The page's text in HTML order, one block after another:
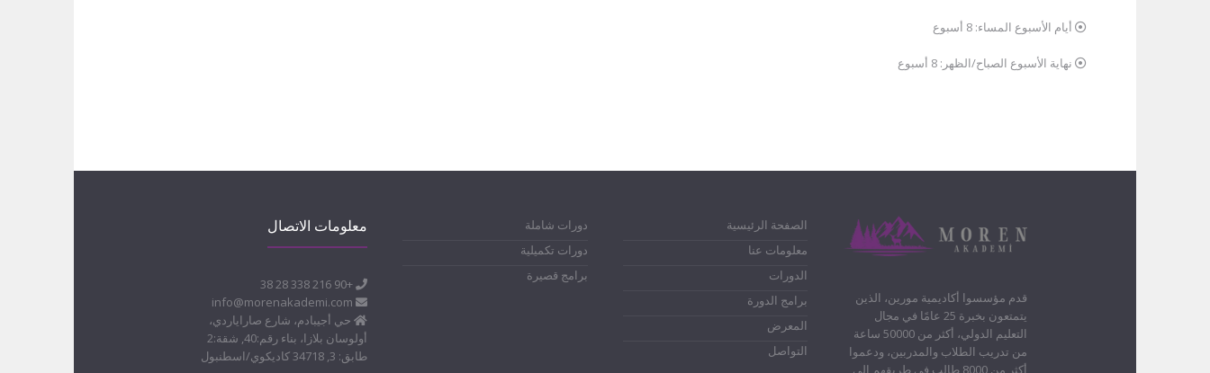
أيام الأسبوع المساء: 8 أسبوع
نهاية الأسبوع الصباح/الظهر: 8 أسبوع
قدم مؤسسوا أكاديمية مورين، الذين
يتمتعون بخبرة 25 عامًا في مجال
التعليم الدولي، أكثر من 50000 ساعة
من تدريب الطلاب والمدربين، ودعموا
أكثر من 8000 طالب في طريقهم إلى
الصفحة الرئيسية
معلومات عنا
الدورات
برامج الدورة
المعرض
التواصل
دورات شاملة
دورات تكميلية
برامج قصيرة
معلومات الاتصال
+90 216 338 28 38
info@morenakademi.com
حي أجيبادم، شارع صاراياردي،
أولوسان بلازا، بناء رقم:40, شقة:2
طابق: 3, 34718 كاديكوي/اسطنبول